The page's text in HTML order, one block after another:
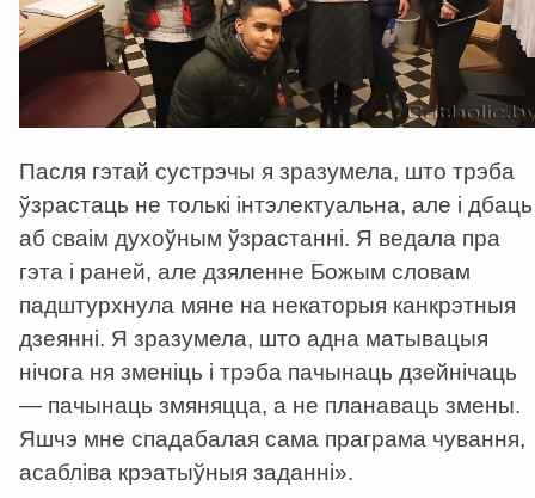
Пасля гэтай сустрэчы я зразумела, што трэба
ўзрастаць не толькі інтэлектуальна, але і дбаць
аб сваім духоўным ўзрастанні. Я ведала пра
гэта і раней, але дзяленне Божым словам
падштурхнула мяне на некаторыя канкрэтныя
дзеянні. Я зразумела, што адна матывацыя
нічога ня зменіць і трэба пачынаць дзейнічаць
— пачынаць змяняцца, а не планаваць змены.
Яшчэ мне спадабалая сама праграма чування,
асабліва крэатыўныя заданні».